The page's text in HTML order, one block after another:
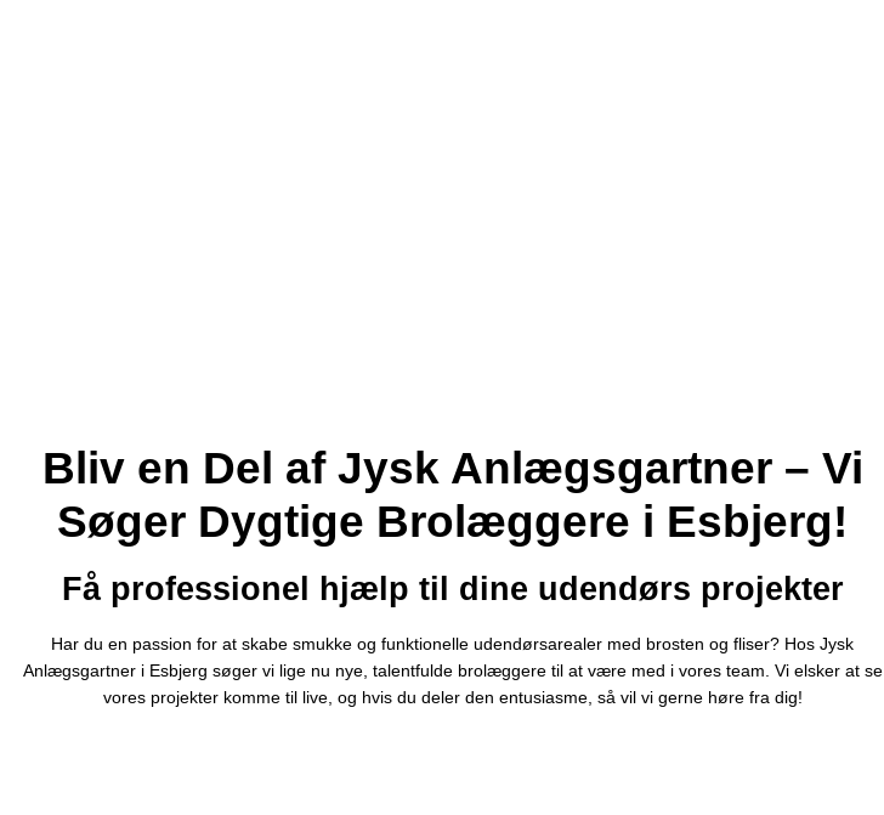
Bliv en Del af Jysk Anlægsgartner – Vi
Søger Dygtige Brolæggere i Esbjerg!
Få professionel hjælp til dine udendørs projekter
Har du en passion for at skabe smukke og funktionelle udendørsarealer med brosten og fliser? Hos Jysk
Anlægsgartner i Esbjerg søger vi lige nu nye, talentfulde brolæggere til at være med i vores team. Vi elsker at se
vores projekter komme til live, og hvis du deler den entusiasme, så vil vi gerne høre fra dig!